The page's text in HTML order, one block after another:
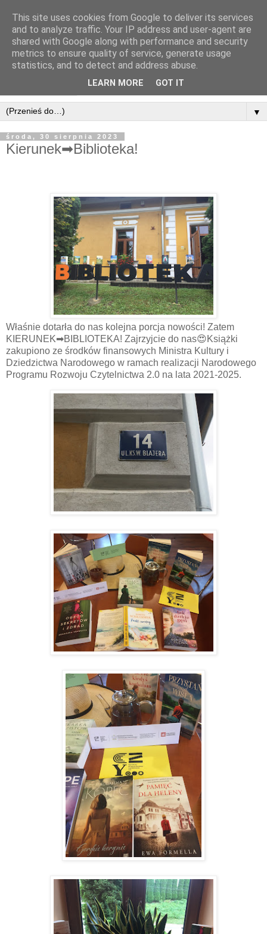
▼
środa, 30 sierpnia 2023
Kierunek➡Biblioteka!
Właśnie dotarła do nas kolejna porcja nowości! Zatem
KIERUNEK➡BIBLIOTEKA! Zajrzyjcie do nas😍Książki
zakupiono ze środków finansowych Ministra Kultury i
Dziedzictwa Narodowego w ramach realizacji Narodowego
Programu Rozwoju Czytelnictwa 2.0 na lata 2021-2025.
This site uses cookies from Google to deliver its services
and to analyze traffic. Your IP address and user-agent are
shared with Google along with performance and security
metrics to ensure quality of service, generate usage
statistics, and to detect and address abuse.
LEARN MORE GOT IT